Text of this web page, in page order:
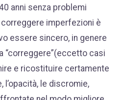
anni senza problemi
imperfezioni è
essere sincero, in genere
“correggere”(eccetto casi
e ricostituire certamente